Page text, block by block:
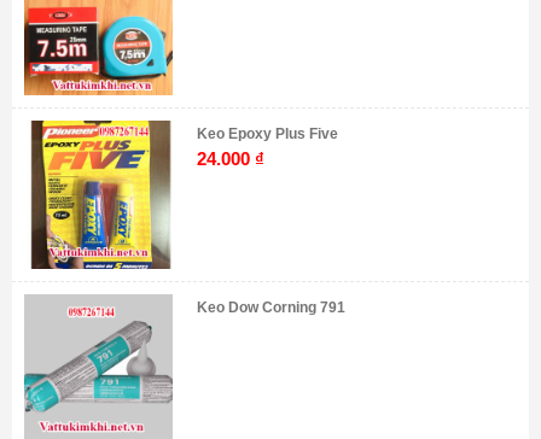
Keo Epoxy Plus Five
24.000 ₫
Keo Dow Corning 791